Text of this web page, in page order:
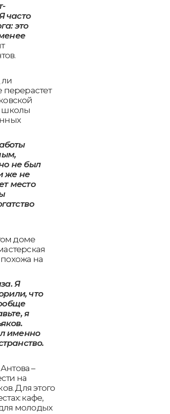
часто
это
перерастет
школы
не был
же не
место
доме
на
Я
что
я
именно
–
на
Для этого
кафе,
молодых